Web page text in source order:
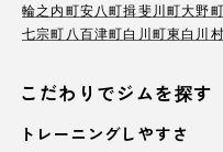
輪之内町安八町揖斐川町大野町
七宗町 八百津町白川町東白川村
こだわりでジムを探す
トレーニングしやすさ